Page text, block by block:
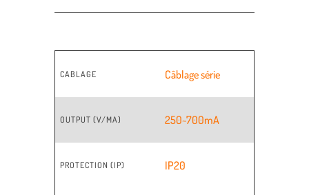
CABLAGE Câblage série
OUTPUT (V/MA) 250~700mA
PROTECTION (IP) IP20